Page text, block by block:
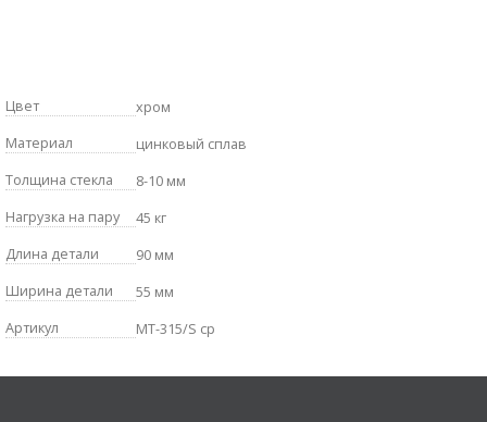
Цвет
хром
Материал
цинковый сплав
Толщина стекла
8-10 мм
Нагрузка на пару
45 кг
Длина детали
90 мм
Ширина детали
55 мм
Артикул
MT-315/S cp